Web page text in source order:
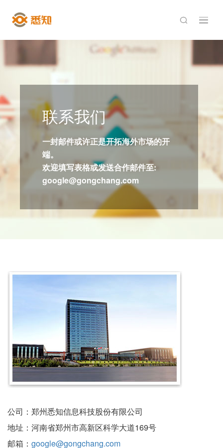

联系我们
一封邮件或许正是开拓海外市场的开
端。
欢迎填写表格或发送合作邮件至:
google@gongchang.com
公司：郑州悉知信息科技股份有限公司
地址：河南省郑州市高新区科学大道169号
邮箱： google@gongchang.com